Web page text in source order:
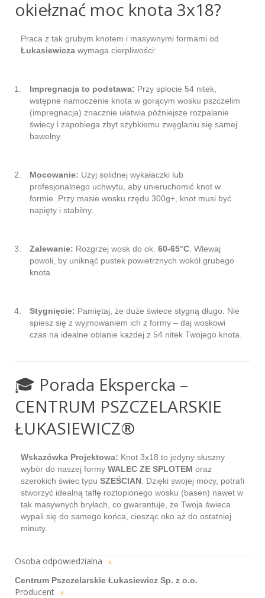
okiełznać moc knota 3x18?
Praca z tak grubym knotem i masywnymi formami od
Łukasiewicza wymaga cierpliwości:
Impregnacja to podstawa: Przy splocie 54 nitek,
wstępne namoczenie knota w gorącym wosku pszczelim
(impregnacja) znacznie ułatwia późniejsze rozpalanie
świecy i zapobiega zbyt szybkiemu zwęglaniu się samej
bawełny.
Mocowanie: Użyj solidnej wykałaczki lub
profesjonalnego uchwytu, aby unieruchomić knot w
formie. Przy masie wosku rzędu 300g+, knot musi być
napięty i stabilny.
Zalewanie: Rozgrzej wosk do ok. 60-65°C . Wlewaj
powoli, by uniknąć pustek powietrznych wokół grubego
knota.
Stygnięcie: Pamiętaj, że duże świece stygną długo. Nie
spiesz się z wyjmowaniem ich z formy – daj woskowi
czas na idealne oblanie każdej z 54 nitek Twojego knota.
🎓 Porada Ekspercka –
CENTRUM PSZCZELARSKIE
ŁUKASIEWICZ®
Wskazówka Projektowa: Knot 3x18 to jedyny słuszny
wybór do naszej formy WALEC ZE SPLOTEM oraz
szerokich świec typu SZEŚCIAN . Dzięki swojej mocy, potrafi
stworzyć idealną taflę roztopionego wosku (basen) nawet w
tak masywnych bryłach, co gwarantuje, że Twoja świeca
wypali się do samego końca, ciesząc oko aż do ostatniej
minuty.
Osoba odpowiedzialna »
Centrum Pszczelarskie Łukasiewicz Sp. z o.o.
Producent »